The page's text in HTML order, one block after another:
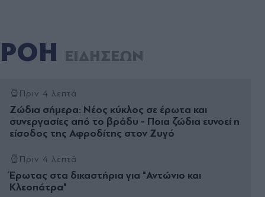
ΡΟΗ ΕΙΔΗΣΕΩΝ
Πριν 4 λεπτά
Ζώδια σήμερα: Νέος κύκλος σε έρωτα και
συνεργασίες από το βράδυ - Ποια ζώδια ευνοεί η
είσοδος της Αφροδίτης στον Ζυγό
Πριν 4 λεπτά
Έρωτας στα δικαστήρια για "Αντώνιο και
Κλεοπάτρα"